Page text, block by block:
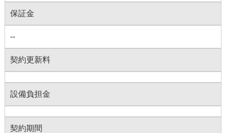
保証金
--
契約更新料
設備負担金
契約期間